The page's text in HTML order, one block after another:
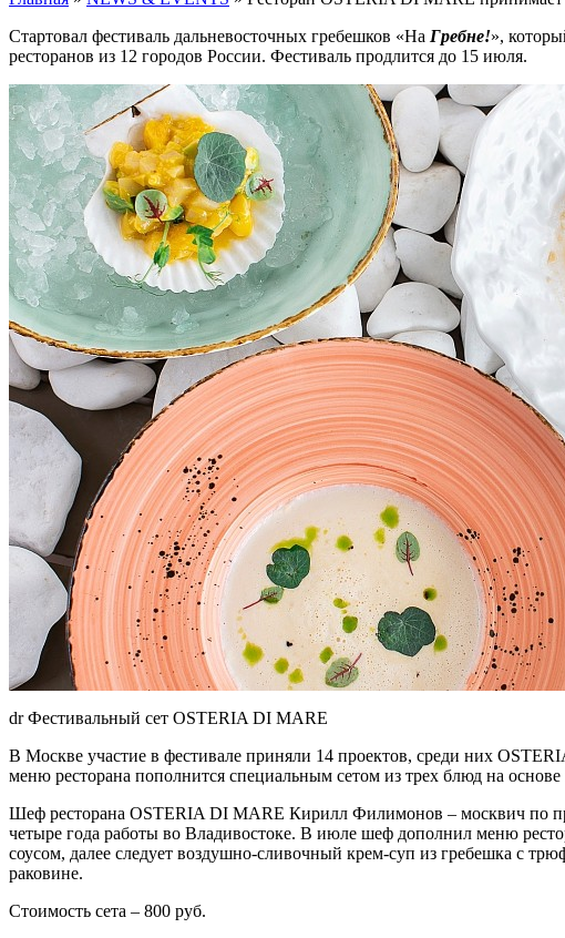
Стартовал фестиваль дальневосточных гребешков «На Гребне!»,
ресторанов из 12 городов России. Фестиваль продлится до 15 июля.
dr Фестивальный сет OSTERIA DI MARE
В Москве участие в фестивале приняли 14 проектов, среди них
меню ресторана пополнится специальным сетом из трех блюд на основе
Шеф ресторана OSTERIA DI MARE Кирилл Филимонов – москвич по
четыре года работы во Владивостоке. В июле шеф дополнил меню
соусом, далее следует воздушно-сливочный крем-суп из гребешка с
раковине.
Стоимость сета – 800 руб.